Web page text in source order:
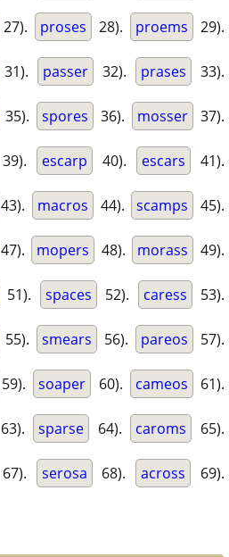
27). proses 28). proems 29).
31). passer 32). prases 33).
35). spores 36). mosser 37).
39). escarp 40). escars 41).
43). macros 44). scamps 45).
47). mopers 48). morass 49).
51). spaces 52). caress 53).
55). smears 56). pareos 57).
59). soaper 60). cameos 61).
63). sparse 64). caroms 65).
67). serosa 68). across 69).